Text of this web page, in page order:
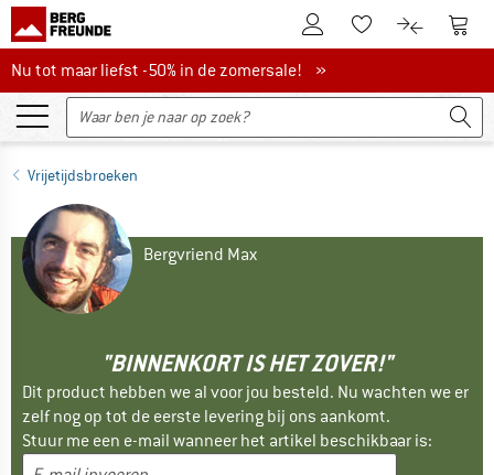
De klantenaccount
Naar deNaar de
Nu tot maar liefst -50% in de zomersale!
Nu tot maar liefst -50% in de zomersale! »
Vrijetijdsbroeken
Bergvriend Max
"BINNENKORT IS HET ZOVER!"
Dit product hebben we al voor jou besteld. Nu wachten we er
zelf nog op tot de eerste levering bij ons aankomt.
Stuur me een e-mail wanneer het artikel beschikbaar is: